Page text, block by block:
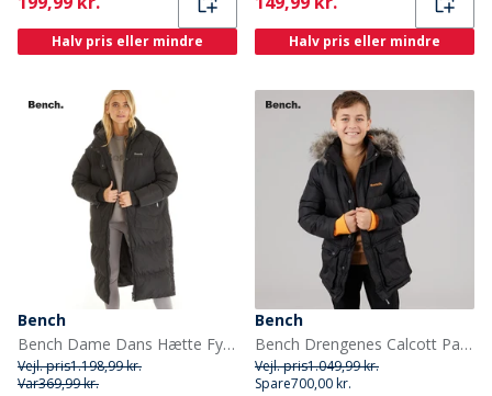
Halv pris eller mindre Halv pris eller mindre
Bench
Bench Dame Dans Hætte Fyldt Jakke Sort
Vejl. pris1.198,99 kr.
Var369,99 kr.
Bench
Bench Drengenes Calcott Parka Jakke Sort
Vejl. pris1.049,99 kr.
Spare700,00 kr.